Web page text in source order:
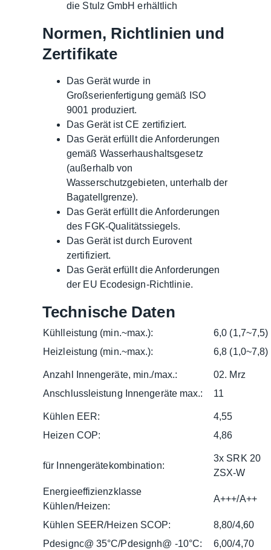
die Stulz GmbH erhältlich
Normen, Richtlinien und
Zertifikate
Das Gerät wurde in
Großserienfertigung gemäß ISO
9001 produziert.
Das Gerät ist CE zertifiziert.
Das Gerät erfüllt die Anforderungen
gemäß Wasserhaushaltsgesetz
(außerhalb von
Wasserschutzgebieten, unterhalb der
Bagatellgrenze).
Das Gerät erfüllt die Anforderungen
des FGK-Qualitätssiegels.
Das Gerät ist durch Eurovent
zertifiziert.
Das Gerät erfüllt die Anforderungen
der EU Ecodesign-Richtlinie.
Technische Daten
Kühlleistung (min.~max.):
6,0 (1,7~7,5)
Heizleistung (min.~max.):
6,8 (1,0~7,8)
Anzahl Innengeräte, min./max.:
02. Mrz
Anschlussleistung Innengeräte max.:
11
Kühlen EER:
4,55
Heizen COP:
4,86
für Innengerätekombination:
3x SRK 20
ZSX-W
Energieeffizienzklasse
Kühlen/Heizen:
A+++/A++
Kühlen SEER/Heizen SCOP:
8,80/4,60
Pdesignc@ 35°C/Pdesignh@ -10°C:
6,00/4,70